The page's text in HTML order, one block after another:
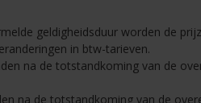
geldigheidsduur worden de
in btw-tarieven.
na de totstandkoming van de
na de totstandkoming van de